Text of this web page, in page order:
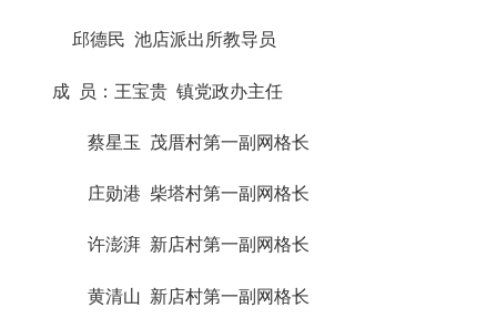
邱德民 池店派出所教导员
成 员：王宝贵 镇党政办主任
蔡星玉 茂厝村第一副网格长
庄勋港 柴塔村第一副网格长
许澎湃 新店村第一副网格长
黄清山 新店村第一副网格长